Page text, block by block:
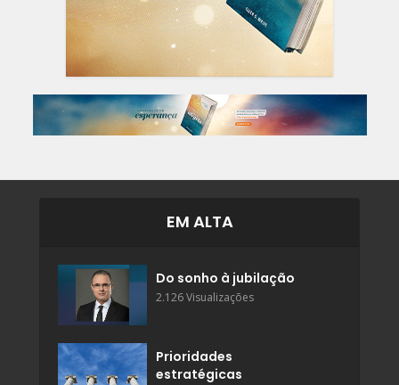
EM ALTA
Do sonho à jubilação
2.126 Visualizações
Prioridades
estratégicas